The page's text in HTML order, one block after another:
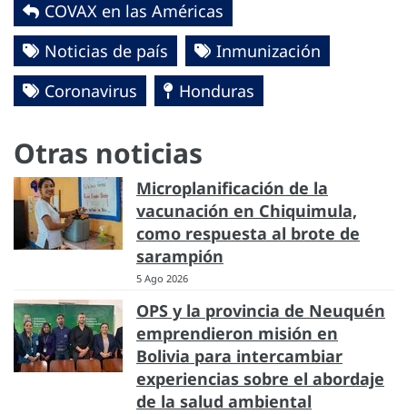
COVAX en las Américas
Noticias de país
Inmunización
Coronavirus
Honduras
Otras noticias
Microplanificación de la
vacunación en Chiquimula,
como respuesta al brote de
sarampión
5 Ago 2026
OPS y la provincia de Neuquén
emprendieron misión en
Bolivia para intercambiar
experiencias sobre el abordaje
de la salud ambiental